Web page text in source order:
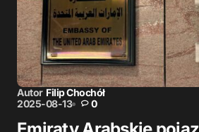
Autor Filip Chochół
2025-08-13
0